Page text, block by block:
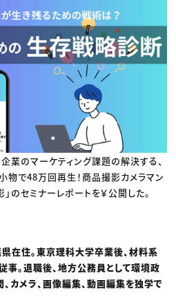
のお知らせ
ナル×つながる×メディア
業のマーケティング課題の解決する、
物で48万回再生！商品撮影カメラマン
のセミナーレポートを￥公開した。
在住。東京理科大学卒業後、材料系
。退職後、地方公務員として環境政
カメラ、画像編集、動画編集を独学で